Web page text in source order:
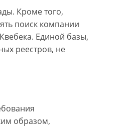
Кроме того,
поиск компании
Единой базы,
реестров, не
образом,